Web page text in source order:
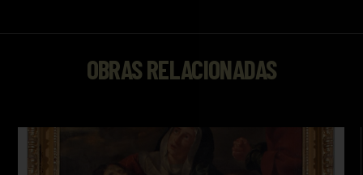
OBRAS RELACIONADAS